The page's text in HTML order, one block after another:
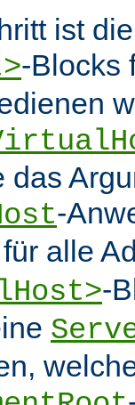
ist
-Blocks
das
-
für alle
-